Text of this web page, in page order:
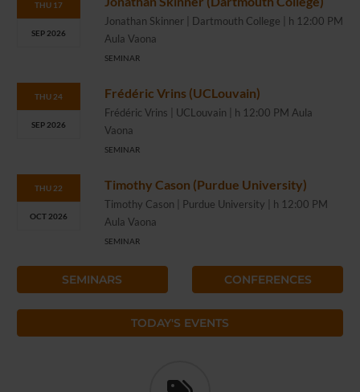
THU 17
SEP 2026
Jonathan Skinner | Dartmouth College | h 12:00 PM
Aula Vaona
SEMINAR
THU 24
SEP 2026
Frédéric Vrins (UCLouvain)
Frédéric Vrins | UCLouvain | h 12:00 PM Aula
Vaona
SEMINAR
THU 22
OCT 2026
Timothy Cason (Purdue University)
Timothy Cason | Purdue University | h 12:00 PM
Aula Vaona
SEMINAR
SEMINARS CONFERENCES
TODAY'S EVENTS